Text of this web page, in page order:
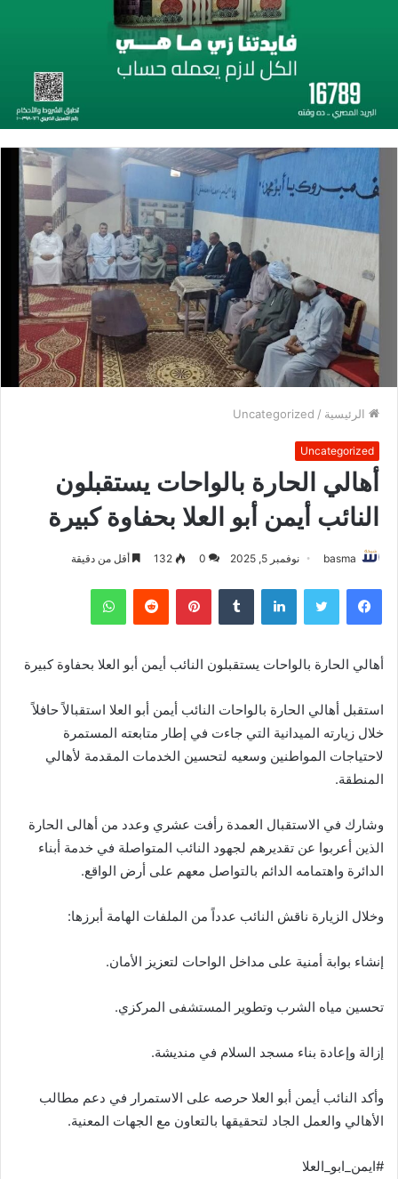
الرئيسية /
Uncategorized
Uncategorized
أهالي الحارة بالواحات يستقبلون
النائب أيمن أبو العلا بحفاوة كبيرة
basma نوفمبر 5, 2025 0
132 أقل من دقيقة
فيسبوك تويتر لينكدإن بينتيريست واتساب
أهالي الحارة بالواحات يستقبلون النائب أيمن أبو العلا بحفاوة كبيرة
استقبل أهالي الحارة بالواحات النائب أيمن أبو العلا استقبالاً حافلاً
خلال زيارته الميدانية التي جاءت في إطار متابعته المستمرة
لاحتياجات المواطنين وسعيه لتحسين الخدمات المقدمة لأهالي
المنطقة.
وشارك في الاستقبال العمدة رأفت عشري وعدد من أهالى الحارة
الذين أعربوا عن تقديرهم لجهود النائب المتواصلة في خدمة أبناء
الدائرة واهتمامه الدائم بالتواصل معهم على أرض الواقع.
وخلال الزيارة ناقش النائب عدداً من الملفات الهامة أبرزها:
إنشاء بوابة أمنية على مداخل الواحات لتعزيز الأمان.
تحسين مياه الشرب وتطوير المستشفى المركزي.
إزالة وإعادة بناء مسجد السلام في منديشة.
وأكد النائب أيمن أبو العلا حرصه على الاستمرار في دعم مطالب
الأهالي والعمل الجاد لتحقيقها بالتعاون مع الجهات المعنية.
#ايمن_ابو_العلا